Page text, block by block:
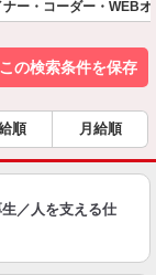
ー・コーダー・WEBオ
この検索条件を保存
順 月給順
／人を支える仕